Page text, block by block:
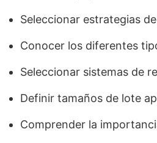
Seleccionar estrategias
Conocer los diferentes
Seleccionar sistemas de
Definir tamaños de lote
Comprender la